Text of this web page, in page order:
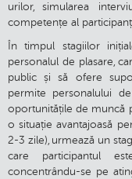
urilor, simularea
competențe al
În timpul stagiilor
personalul de plasare,
public și să ofere
permite personalului
oportunitățile de muncă
o situație avantajoasă
2-3 zile), urmează un
care participantul
concentrându-se pe